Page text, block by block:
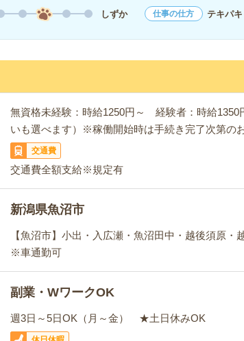
しずか 仕事の仕方 テキパキ
無資格未経験：時給1250円～ 経験者：時給
いも選べます）※稼働開始時は手続き完了次第の
交通費
交通費全額支給※規定有
新潟県魚沼市
【魚沼市】小出・入広瀬・魚沼田中・越後須原・
※車通勤可
副業・WワークOK
週3日～5日OK（月～金） ★土日休みOK